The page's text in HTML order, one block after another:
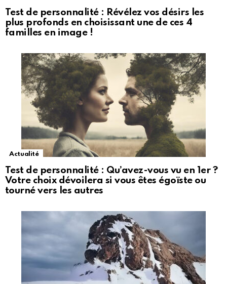
Test de personnalité : Révélez vos désirs les
plus profonds en choisissant une de ces 4
familles en image !
Actualité
Test de personnalité : Qu’avez-vous vu en 1er ?
Votre choix dévoilera si vous êtes égoïste ou
tourné vers les autres